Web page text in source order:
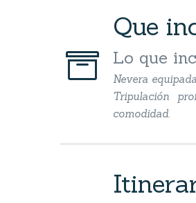


Que
Lo que
Nevera
Tripulación
comodidad.